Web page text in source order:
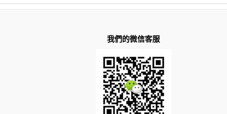
我們的微信客服